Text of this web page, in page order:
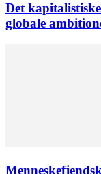
Det
globale